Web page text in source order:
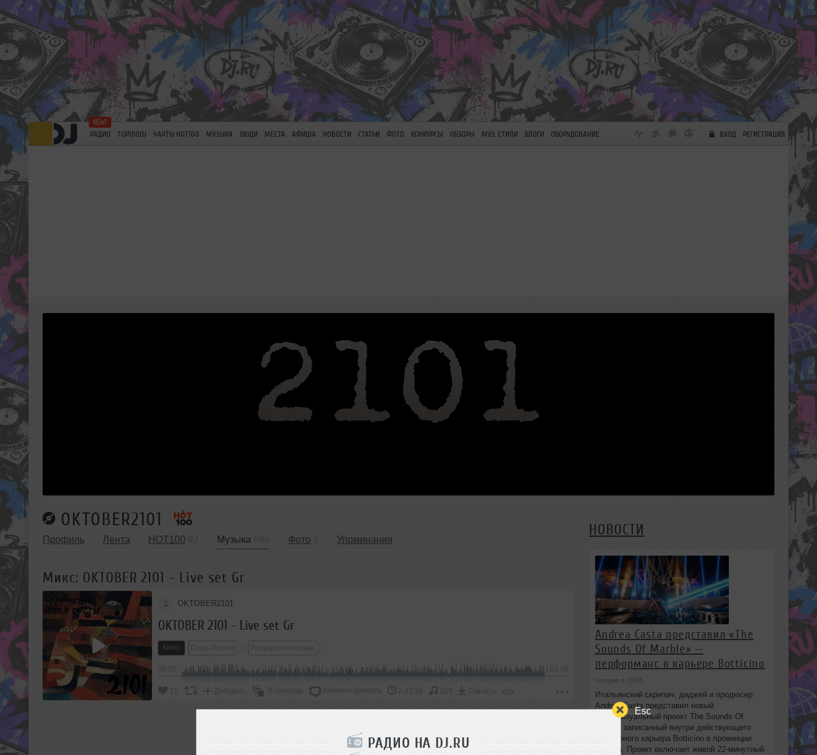
Esc
РАДИО НА DJ.RU
РАДИО TOP100DJ ЧАРТЫ HOT100 МУЗЫКА ЛЮДИ МЕСТА АФИША НОВОСТИ СТАТЬИ ФОТО КОНКУРСЫ ОБЗОРЫ МУЗ. СТИЛИ БЛОГИ ОБОРУДОВАНИЕ ВХОД РЕГИСТРАЦИЯ
OKTOBER2101
Профиль Лента HOT100 Музыка Фото Упоминания
Микс: OKTOBER 2101 - Live set Gr
OKTOBER2101
OKTOBER 2101 - Live set Gr
Микс Deep Techno Progressive House
-163:39
Добавить В очередь Комментировать 2:43:39 153 Скачать </>
ПОДДЕРЖАТЬ АРТИСТА
НОВОСТИ
Andrea Casta представил «The
Sounds Of Marble» —
перформанс в карьере Botticino
сегодня в 15:05
Итальянский скрипач, диджей и продюсер
Andrea Casta представил новый
аудиовизуальный проект The Sounds Of
Marble, записанный внутри действующего
мраморного карьера Botticino в провинции
Brescia. Проект включает живой 22‑минутный